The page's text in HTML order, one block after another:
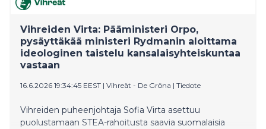
Vihreiden Virta: Pääministeri Orpo,
pysäyttäkää ministeri Rydmanin aloittama
ideologinen taistelu kansalaisyhteiskuntaa
vastaan
16.6.2026 19:34:45 EEST | Vihreät - De Gröna | Tiedote
Vihreiden puheenjohtaja Sofia Virta asettuu
puolustamaan STEA-rahoitusta saavia suomalaisia